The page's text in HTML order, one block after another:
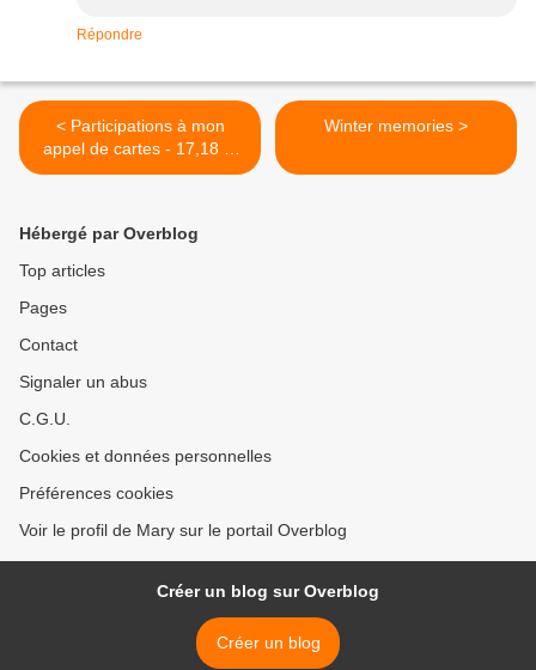
Répondre
< Participations à mon
appel de cartes - 17,18 et
19 -
Winter memories >
Hébergé par Overblog
Top articles
Pages
Contact
Signaler un abus
C.G.U.
Cookies et données personnelles
Préférences cookies
Voir le profil de Mary sur le portail Overblog
Créer un blog sur Overblog
Créer un blog